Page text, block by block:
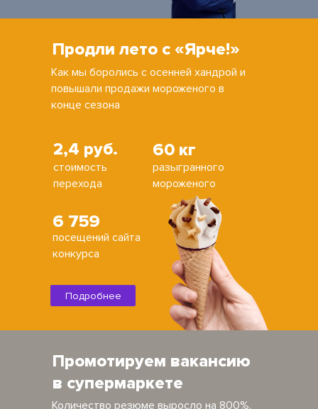
Продли лето с «Ярче!»
Как мы боролись с осенней хандрой и
повышали продажи мороженого в
конце сезона
стоимость
перехода
2,4 руб. 60 кг
6 759
разыгранного
мороженого
посещений сайта
конкурса
Подробнее
Промотируем вакансию
в супермаркете
Количество резюме выросло на 800%.